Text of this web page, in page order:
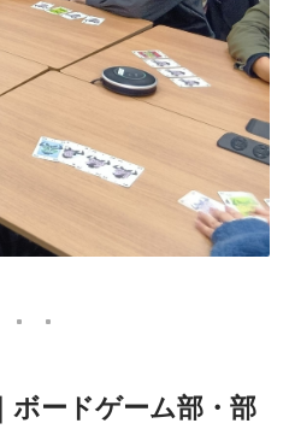
ボードゲーム部・部